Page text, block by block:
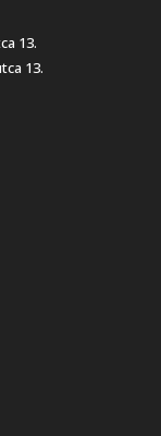
13.
13.